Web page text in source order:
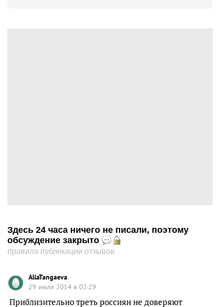
Здесь 24 часа ничего не писали, поэтому
обсуждение закрыто
правила публикации отзывов
AllaTangaeva
29 июля 2014 в 02:29
Приблизительно треть россиян не доверяют